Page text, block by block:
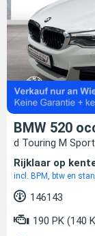
BMW 520
d Touring M
Rijklaar op
incl. BPM, btw en
146143
190 PK (140